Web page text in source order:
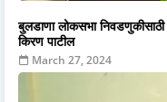
बुलडाणा लोकसभा
किरण पाटील
March 27, 2024